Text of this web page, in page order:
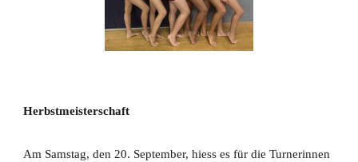
Herbstmeisterschaft
Am Samstag, den 20. September, hiess es für die Turnerinnen